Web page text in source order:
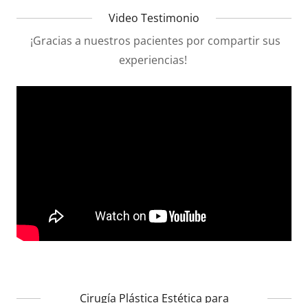
Video Testimonio
¡Gracias a nuestros pacientes por compartir sus
experiencias!
Cirugía Plástica Estética para